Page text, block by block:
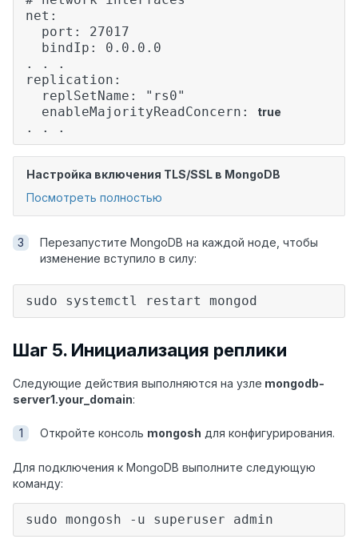
net:
port: 27017
bindIp: 0.0.0.0
. . .
replication:
replSetName: "rs0"
enableMajorityReadConcern:
true
. . .
Настройка включения TLS/SSL в MongoDB
Посмотреть полностью
Перезапустите MongoDB на каждой ноде, чтобы
изменение вступило в силу:
sudo systemctl restart mongod
Шаг 5. Инициализация реплики
Следующие действия выполняются на узле mongodb-
server1.your_domain:
Откройте консоль mongosh для конфигурирования.
Для подключения к MongoDB выполните следующую
команду:
sudo mongosh -u superuser admin